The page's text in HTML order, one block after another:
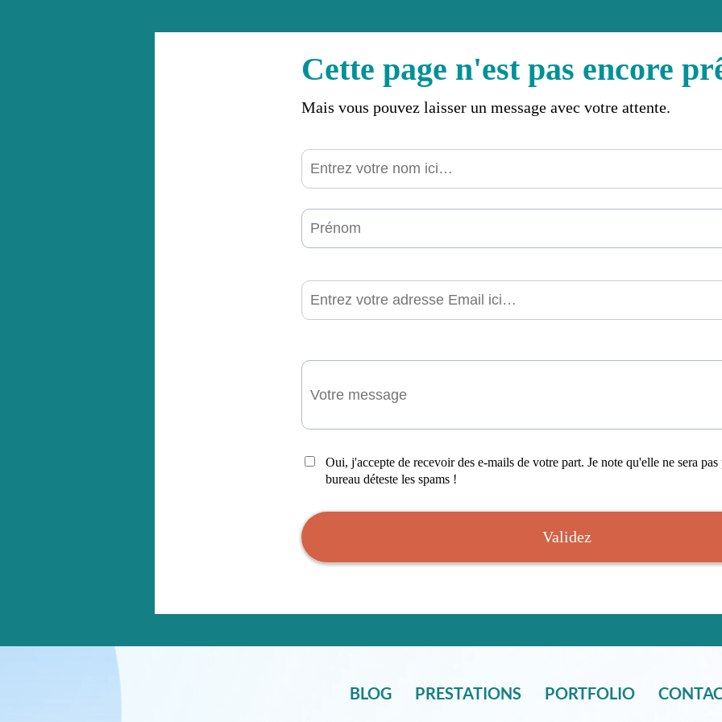
Cette page n'est pas encore
Mais vous pouvez laisser un message avec votre attente.
Oui, j'accepte de recevoir des e-mails de votre part. Je note qu'elle ne sera
bureau déteste les spams !
Validez
BLOG PRESTATIONS PORTFOLIO